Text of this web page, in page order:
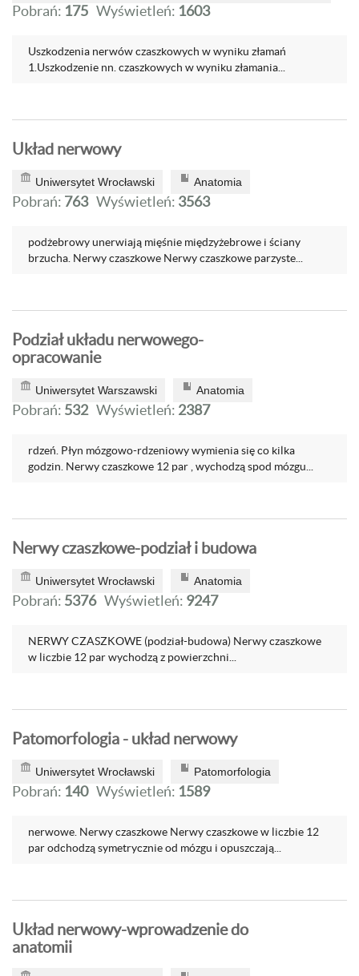
Pobrań: 175 Wyświetleń: 1603
Uszkodzenia nerwów czaszkowych w wyniku złamań
1.Uszkodzenie nn. czaszkowych w wyniku złamania...
Układ nerwowy
Uniwersytet Wrocławski Anatomia
Pobrań: 763 Wyświetleń: 3563
podżebrowy unerwiają mięśnie międzyżebrowe i ściany
brzucha. Nerwy czaszkowe Nerwy czaszkowe parzyste...
Podział układu nerwowego-
opracowanie
Uniwersytet Warszawski Anatomia
Pobrań: 532 Wyświetleń: 2387
rdzeń. Płyn mózgowo-rdzeniowy wymienia się co kilka
godzin. Nerwy czaszkowe 12 par , wychodzą spod mózgu...
Nerwy czaszkowe-podział i budowa
Uniwersytet Wrocławski Anatomia
Pobrań: 5376 Wyświetleń: 9247
NERWY CZASZKOWE (podział-budowa) Nerwy czaszkowe
w liczbie 12 par wychodzą z powierzchni...
Patomorfologia - układ nerwowy
Uniwersytet Wrocławski Patomorfologia
Pobrań: 140 Wyświetleń: 1589
nerwowe. Nerwy czaszkowe Nerwy czaszkowe w liczbie 12
par odchodzą symetrycznie od mózgu i opuszczają...
Układ nerwowy-wprowadzenie do
anatomii